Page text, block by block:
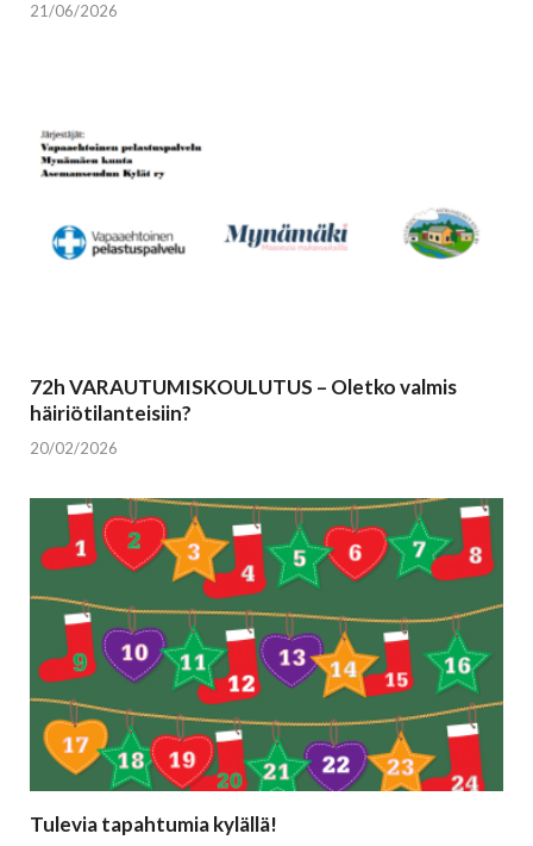
21/06/2026
72h VARAUTUMISKOULUTUS – Oletko valmis
häiriötilanteisiin?
20/02/2026
Tulevia tapahtumia kylällä!